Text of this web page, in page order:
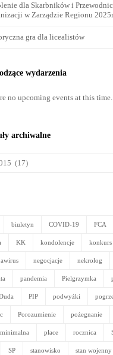
dla Skarbników i
w Zarządzie Regionu
gra dla licealistów
wydarzenia
no upcoming events at this time.
archiwalne
biuletyn COVID-19 FCA
KK kondolencje konkurs
negocjacje nekrolog
pandemia Pielgrzymka
PIP podwyżki
Porozumienie pożegnanie
minimalna płace rocznica
SP stanowisko stan wojenny